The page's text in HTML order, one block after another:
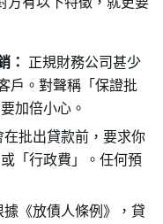
： 正規財務公司甚少
戶。對聲稱「保證批
加倍小心。
在批出貸款前，要求你
「行政費」。任何預
據《放債人條例》，貸